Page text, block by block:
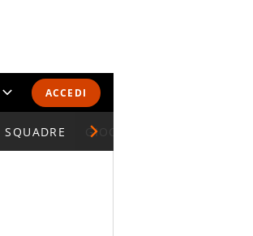
ACCEDI
E CLASSIFICHE
SQUADRE GIOCATORI SERIE A